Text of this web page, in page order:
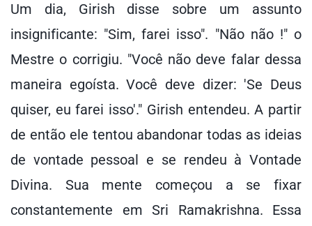
Um dia, Girish disse sobre um assunto
insignificante: "Sim, farei isso". "Não não !" o
Mestre o corrigiu. "Você não deve falar dessa
maneira egoísta. Você deve dizer: 'Se Deus
quiser, eu farei isso'." Girish entendeu. A partir
de então ele tentou abandonar todas as ideias
de vontade pessoal e se rendeu à Vontade
Divina. Sua mente começou a se fixar
constantemente em Sri Ramakrishna. Essa